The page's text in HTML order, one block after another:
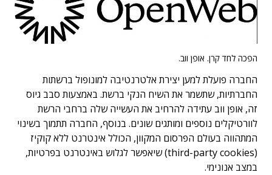
הפכה לחד קרן. אופן ווב.
החברה פועלת למען יצירת אלטרנטיבה למונופול ברשתות
החברתיות, שתשמר את השיח הנקי ברשת. באמצעות סבב גיוס
זה, אופן ווב עתידה להרחיב את העשייה שלה ברחבי הרשת
לוורטיקלים נוספים ומותגים שונים. בנוסף, החברה תתמוך בשינוי
המתהווה בעולם הפרסום המקוון, הכולל אינטרנט ללא קוקיז
(third-party cookies) שיאפשר לגלוש באינטרנט בפרטיות,
במצב אנונימי.